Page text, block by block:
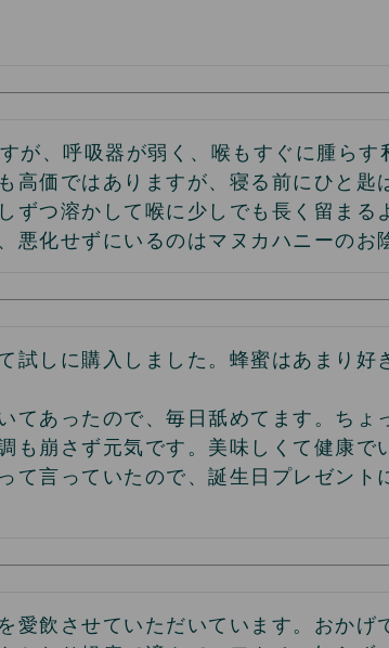
が、呼吸器が弱く、喉もすぐに腫らす
高価ではありますが、寝る前にひと匙
ずつ溶かして喉に少しでも長く留まる
悪化せずにいるのはマヌカハニーのお
試しに購入しました。蜂蜜はあまり好
てあったので、毎日舐めてます。ちょ
も崩さず元気です。美味しくて健康で
て言っていたので、誕生日プレゼント
愛飲させていただいています。おかげ